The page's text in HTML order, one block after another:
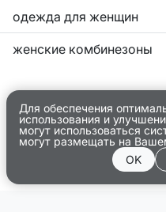
одежда для женщин
женские комбинезоны
Для обеспечения
использования и
могут использоваться
могут размещать на
OK